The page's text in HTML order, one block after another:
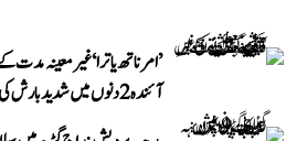
’امرناتھ یاترا‘ غیر معینہ
آئندہ 2 دنوں میں شدید بارش کی پیش گوئی